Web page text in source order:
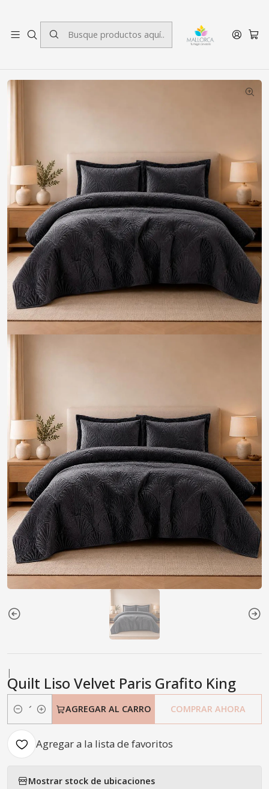
Inicio Dormitorio Quilts King
Quilt Liso Velvet Paris Grafito King
|
Quilt Liso Velvet Paris Grafito King
Cantidad
AGREGAR AL CARRO COMPRAR AHORA
Agregar a la lista de favoritos
Mostrar stock de ubicaciones